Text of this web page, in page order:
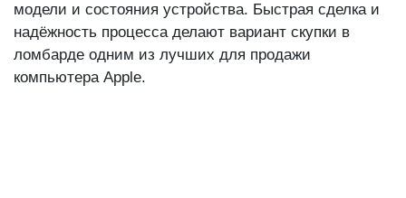
модели и состояния устройства. Быстрая сделка и
надёжность процесса делают вариант скупки в
ломбарде одним из лучших для продажи
компьютера Apple.